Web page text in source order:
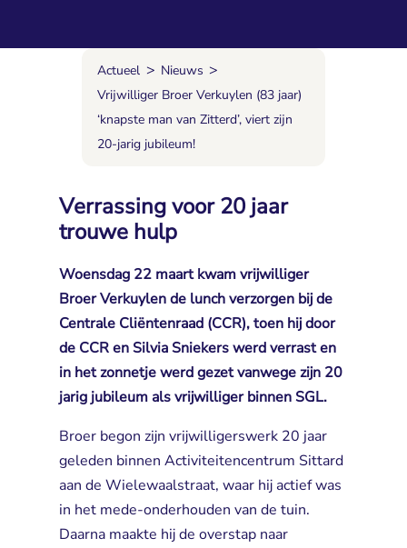
Actueel > Nieuws >
Vrijwilliger Broer Verkuylen (83 jaar)
‘knapste man van Zitterd’, viert zijn
20-jarig jubileum!
Verrassing voor 20 jaar
trouwe hulp
Woensdag 22 maart kwam vrijwilliger
Broer Verkuylen de lunch verzorgen bij de
Centrale Cliëntenraad (CCR), toen hij door
de CCR en Silvia Sniekers werd verrast en
in het zonnetje werd gezet vanwege zijn 20
jarig jubileum als vrijwilliger binnen SGL.
Broer begon zijn vrijwilligerswerk 20 jaar
geleden binnen Activiteitencentrum Sittard
aan de Wielewaalstraat, waar hij actief was
in het mede-onderhouden van de tuin.
Daarna maakte hij de overstap naar